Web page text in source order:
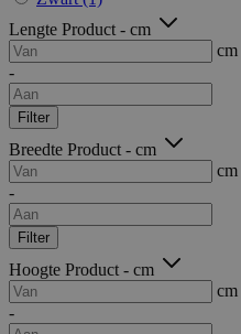
Lengte Product - cm
cm
-
Filter
Breedte Product - cm
cm
-
Filter
Hoogte Product - cm
cm
-